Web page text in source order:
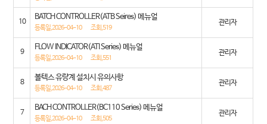
10
BATCH CONTROLLER(ATB Seires) 메뉴얼
등록일,2026-04-10 조회,519
관리자
9
FLOW INDICATOR(ATI Series) 메뉴얼
등록일,2026-04-10 조회,551
관리자
8
볼텍스 유량계 설치시 유의사항
등록일,2026-04-10 조회,487
관리자
7
BACH CONTROLLER(BC110 Series) 메뉴얼
등록일,2026-04-10 조회,505
관리자